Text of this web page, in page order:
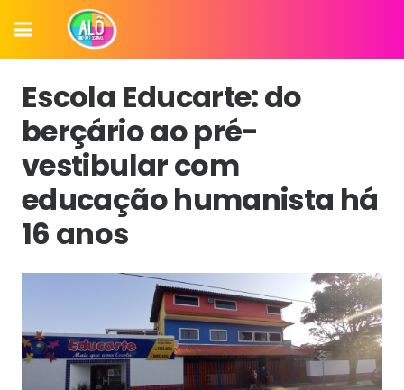
Escola Educarte: do
berçário ao pré-
vestibular com
educação humanista há
16 anos